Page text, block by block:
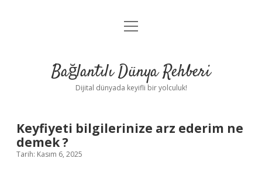
Anasayfa
Yasal Uyarı
menüyü
Bağlantılı Dünya Rehberi
Dijital dünyada keyifli bir yolculuk!
Keyfiyeti bilgilerinize arz ederim ne
demek ?
Tarih: Kasım 6, 2025